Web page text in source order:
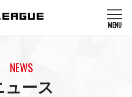
MENU
NEWS
ュース